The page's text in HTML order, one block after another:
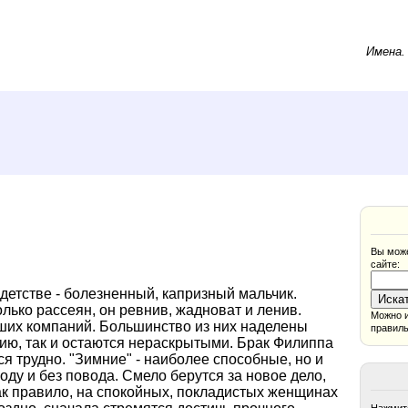
- болезненный, капризный мальчик.
рассеян, он ревнив, жадноват и ленив.
компаний. Большинство из них наделены
так и остаются нераскрытыми. Брак Филиппа
трудно. "Зимние" - наиболее способные, но и
и без повода. Смело берутся за новое дело,
правило, на спокойных, покладистых женщинах
Вы
сайте:
Можно